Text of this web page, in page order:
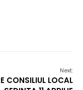
Next:
CONSILIUL LOCAL